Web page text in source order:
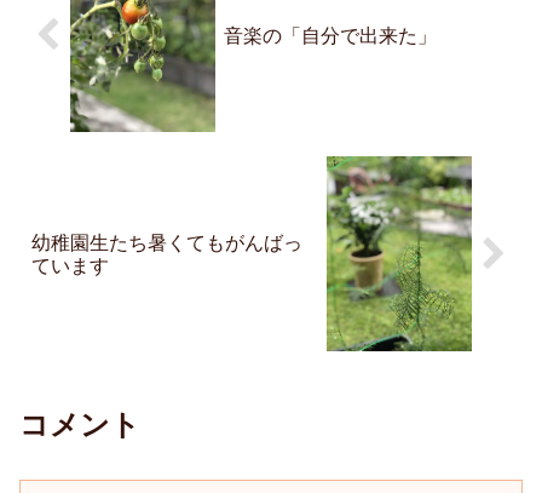
音楽の「自分で出来た」
幼稚園生たち暑くてもがんばっ
ています
コメント